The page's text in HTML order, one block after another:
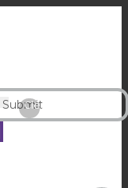
Submit
Clear